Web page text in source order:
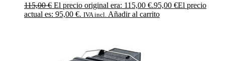
115,00€ El precio original era: 115,00 €.95,00 €El precio
actual es: 95,00 €. IVA incl. Añadir al carrito